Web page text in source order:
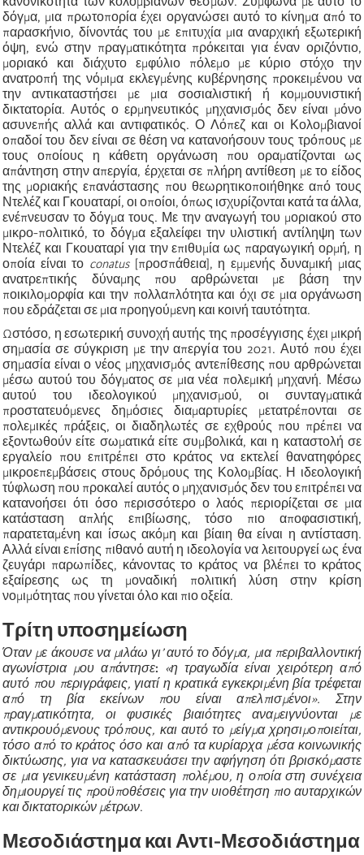
δόγμα, μια πρωτοπορία έχει οργανώσει αυτό το κίνημα από το
παρασκήνιο, δίνοντάς του με επιτυχία μια αναρχική εξωτερική
όψη, ενώ στην πραγματικότητα πρόκειται για έναν οριζόντιο,
μοριακό και διάχυτο εμφύλιο πόλεμο με κύριο στόχο την
ανατροπή της νόμιμα εκλεγμένης κυβέρνησης προκειμένου να
την αντικαταστήσει με μια σοσιαλιστική ή κομμουνιστική
δικτατορία. Αυτός ο ερμηνευτικός μηχανισμός δεν είναι μόνο
ασυνεπής αλλά και αντιφατικός. Ο Λόπεζ και οι Κολομβιανοί
οπαδοί του δεν είναι σε θέση να κατανοήσουν τους τρόπους με
τους οποίους η κάθετη οργάνωση που οραματίζονται ως
απάντηση στην απεργία, έρχεται σε πλήρη αντίθεση με το είδος
της μοριακής επανάστασης που θεωρητικοποιήθηκε από τους
Ντελέζ και Γκουαταρί, οι οποίοι, όπως ισχυρίζονται κατά τα άλλα,
ενέπνευσαν το δόγμα τους. Με την αναγωγή του μοριακού στο
μικρο-πολιτικό, το δόγμα εξαλείφει την υλιστική αντίληψη των
Ντελέζ και Γκουαταρί για την επιθυμία ως παραγωγική ορμή, η
οποία είναι το conatus[προσπάθεια], η εμμενής δυναμική μιας
ανατρεπτικής δύναμης που αρθρώνεται με βάση την
ποικιλομορφία και την πολλαπλότητα και όχι σε μια οργάνωση
που εδράζεται σε μια προηγούμενη και κοινή ταυτότητα.
Ωστόσο, η εσωτερική συνοχή αυτής της προσέγγισης έχει μικρή
σημασία σε σύγκριση με την απεργία του 2021. Αυτό που έχει
σημασία είναι ο νέος μηχανισμός αντεπίθεσης που αρθρώνεται
μέσω αυτού του δόγματος σε μια νέα πολεμική μηχανή. Μέσω
αυτού του ιδεολογικού μηχανισμού, οι συνταγματικά
προστατευόμενες δημόσιες διαμαρτυρίες μετατρέπονται σε
πολεμικές πράξεις, οι διαδηλωτές σε εχθρούς που πρέπει να
εξοντωθούν είτε σωματικά είτε συμβολικά, και η καταστολή σε
εργαλείο που επιτρέπει στο κράτος να εκτελεί θανατηφόρες
μικροεπεμβάσεις στους δρόμους της Κολομβίας. Η ιδεολογική
τύφλωση που προκαλεί αυτός ο μηχανισμός δεν του επιτρέπει να
κατανοήσει ότι όσο περισσότερο ο λαός περιορίζεται σε μια
κατάσταση απλής επιβίωσης, τόσο πιο αποφασιστική,
παρατεταμένη και ίσως ακόμη και βίαιη θα είναι η αντίσταση.
Αλλά είναι επίσης πιθανό αυτή η ιδεολογία να λειτουργεί ως ένα
ζευγάρι παρωπίδες, κάνοντας το κράτος να βλέπει το κράτος
εξαίρεσης ως τη μοναδική πολιτική λύση στην κρίση
νομιμότητας που γίνεται όλο και πιο οξεία.
Τρίτη υποσημείωση
Όταν με άκουσε να μιλάω γι’ αυτό το δόγμα, μια περιβαλλοντική
αγωνίστρια μου απάντησε: «η τραγωδία είναι χειρότερη από
αυτό που περιγράφεις, γιατί η κρατικά εγκεκριμένη βία τρέφεται
από τη βία εκείνων που είναι απελπισμένοι». Στην
πραγματικότητα, οι φυσικές βιαιότητες αναμειγνύονται με
αντικρουόμενους τρόπους, και αυτό το μείγμα χρησιμοποιείται,
τόσο από το κράτος όσο και από τα κυρίαρχα μέσα κοινωνικής
δικτύωσης, για να κατασκευάσει την αφήγηση ότι βρισκόμαστε
σε μια γενικευμένη κατάσταση πολέμου, η οποία στη συνέχεια
δημιουργεί τις προϋποθέσεις για την υιοθέτηση πιο αυταρχικών
και δικτατορικών μέτρων.
Μεσοδιάστημα και Αντι-Μεσοδιάστημα